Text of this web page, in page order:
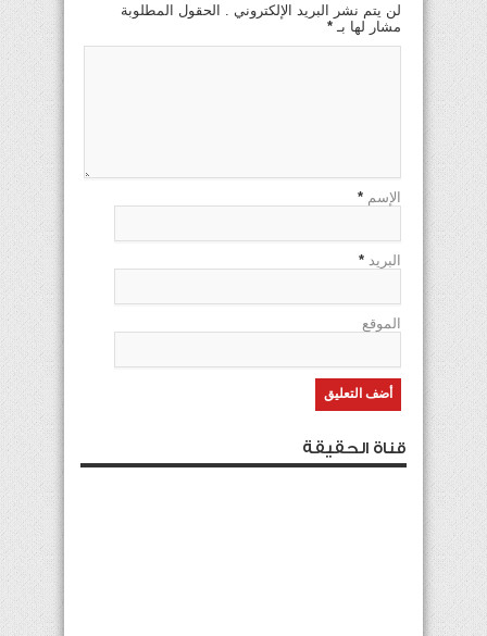
لن يتم نشر البريد الإلكتروني . الحقول المطلوبة
مشار لها بـ *
الإسم *
البريد *
الموقع
قناة الحقيقة